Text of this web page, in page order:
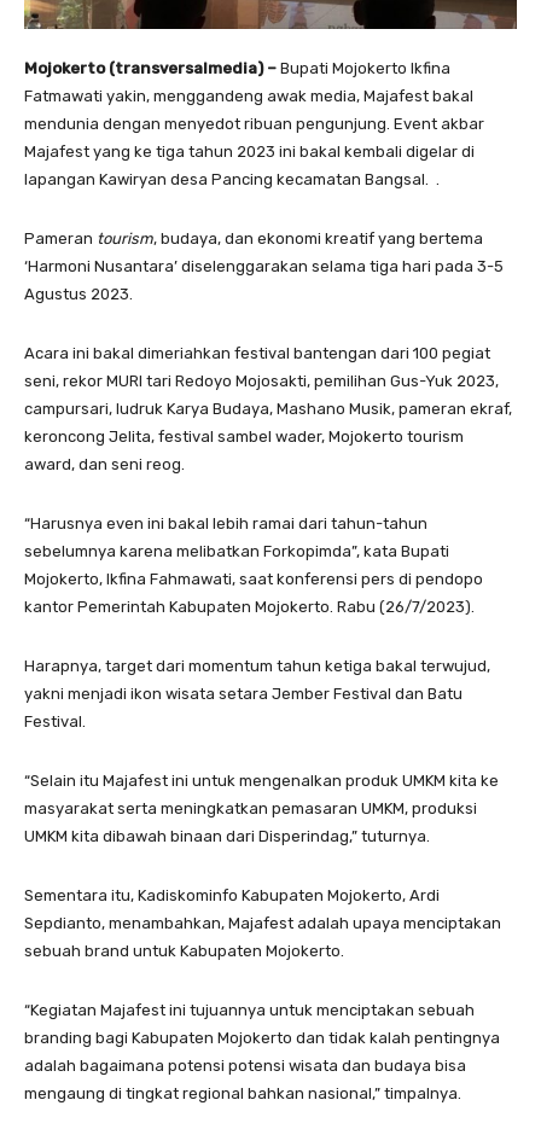
Mojokerto (transversalmedia) – Bupati Mojokerto Ikfina
Fatmawati yakin, menggandeng awak media, Majafest bakal
mendunia dengan menyedot ribuan pengunjung. Event akbar
Majafest yang ke tiga tahun 2023 ini bakal kembali digelar di
lapangan Kawiryan desa Pancing kecamatan Bangsal. .
Pameran tourism, budaya, dan ekonomi kreatif yang bertema
‘Harmoni Nusantara’ diselenggarakan selama tiga hari pada 3-5
Agustus 2023.
Acara ini bakal dimeriahkan festival bantengan dari 100 pegiat
seni, rekor MURI tari Redoyo Mojosakti, pemilihan Gus-Yuk 2023,
campursari, ludruk Karya Budaya, Mashano Musik, pameran ekraf,
keroncong Jelita, festival sambel wader, Mojokerto tourism
award, dan seni reog.
“Harusnya even ini bakal lebih ramai dari tahun-tahun
sebelumnya karena melibatkan Forkopimda”, kata Bupati
Mojokerto, Ikfina Fahmawati, saat konferensi pers di pendopo
kantor Pemerintah Kabupaten Mojokerto. Rabu (26/7/2023).
Harapnya, target dari momentum tahun ketiga bakal terwujud,
yakni menjadi ikon wisata setara Jember Festival dan Batu
Festival.
“Selain itu Majafest ini untuk mengenalkan produk UMKM kita ke
masyarakat serta meningkatkan pemasaran UMKM, produksi
UMKM kita dibawah binaan dari Disperindag,” tuturnya.
Sementara itu, Kadiskominfo Kabupaten Mojokerto, Ardi
Sepdianto, menambahkan, Majafest adalah upaya menciptakan
sebuah brand untuk Kabupaten Mojokerto.
“Kegiatan Majafest ini tujuannya untuk menciptakan sebuah
branding bagi Kabupaten Mojokerto dan tidak kalah pentingnya
adalah bagaimana potensi potensi wisata dan budaya bisa
mengaung di tingkat regional bahkan nasional,” timpalnya.